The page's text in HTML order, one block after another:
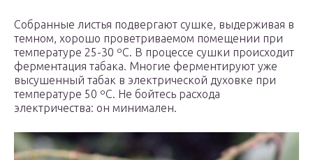
Собранные листья подвергают сушке, выдерживая в
темном, хорошо проветриваемом помещении при
температуре 25-30 ºC. В процессе сушки происходит
ферментация табака. Многие ферментируют уже
высушенный табак в электрической духовке при
температуре 50 ºC. Не бойтесь расхода
электричества: он минимален.